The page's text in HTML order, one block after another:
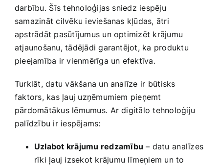
darbību. Šīs⁣ tehnoloģijas sniedz iespēju
samazināt cilvēku ieviešanas kļūdas, ātri
apstrādāt pasūtījumus ‌un optimizēt krājumu
atjaunošanu, tādējādi garantējot, ka produktu
pieejamība ir vienmērīga un efektīva.
Turklāt, ​datu vākšana un analīze ir ⁣būtisks
faktors, kas ļauj uzņēmumiem pieņemt
pārdomātākus lēmumus.⁢ Ar digitālo tehnoloģiju
palīdzību ir iespējams:
Uzlabot krājumu ​redzamību – datu ⁤analīzes
rīki​ ļauj izsekot krājumu līmeņiem un to